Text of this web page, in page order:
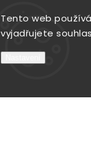
Tento web
vyjadřujete